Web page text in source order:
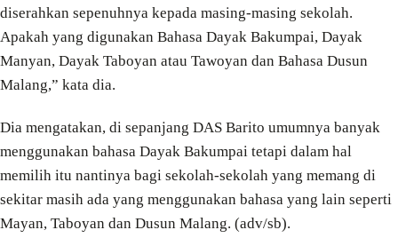
diserahkan sepenuhnya kepada masing-masing sekolah.
Apakah yang digunakan Bahasa Dayak Bakumpai, Dayak
Manyan, Dayak Taboyan atau Tawoyan dan Bahasa Dusun
Malang,” kata dia.
Dia mengatakan, di sepanjang DAS Barito umumnya banyak
menggunakan bahasa Dayak Bakumpai tetapi dalam hal
memilih itu nantinya bagi sekolah-sekolah yang memang di
sekitar masih ada yang menggunakan bahasa yang lain seperti
Mayan, Taboyan dan Dusun Malang. (adv/sb).